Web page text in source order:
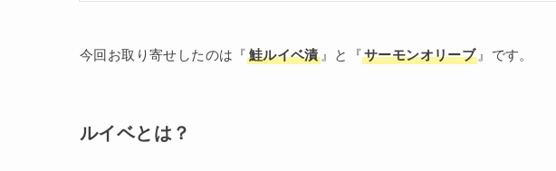
今回お取り寄せしたのは『 鮭ルイベ漬』と『サーモンオリーブ 』です。
ルイベとは？